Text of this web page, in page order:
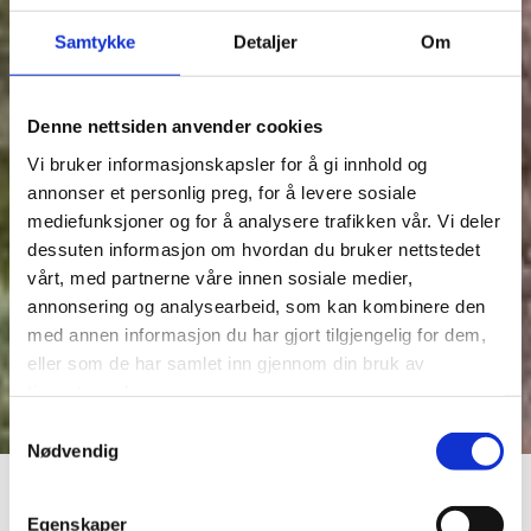
Samtykke Detaljer Om
Denne nettsiden anvender cookies
Vi bruker informasjonskapsler for å gi innhold og
annonser et personlig preg, for å levere sosiale
mediefunksjoner og for å analysere trafikken vår. Vi deler
dessuten informasjon om hvordan du bruker nettstedet
vårt, med partnerne våre innen sosiale medier,
annonsering og analysearbeid, som kan kombinere den
med annen informasjon du har gjort tilgjengelig for dem,
eller som de har samlet inn gjennom din bruk av
Samtykkevalg
Nødvendig
Egenskaper